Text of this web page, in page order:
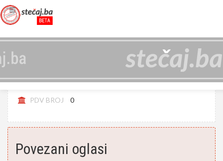
NORMA ING D.O.O., PRESTANAK
JIB 4209990710008
PDV BROJ
0
Povezani oglasi